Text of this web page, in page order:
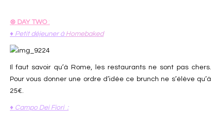
⊗ DAY TWO:
♦ Petit déjeuner à Homebaked
Il faut savoir qu’à Rome, les restaurants ne sont pas chers.
Pour vous donner une ordre d’idée ce brunch ne s’élève qu’à
25€.
♦ Campo Dei Fiori :